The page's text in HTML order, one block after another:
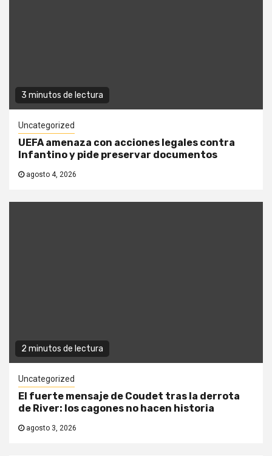
3 minutos de lectura
Uncategorized
UEFA amenaza con acciones legales contra
Infantino y pide preservar documentos
agosto 4, 2026
2 minutos de lectura
Uncategorized
El fuerte mensaje de Coudet tras la derrota
de River: los cagones no hacen historia
agosto 3, 2026